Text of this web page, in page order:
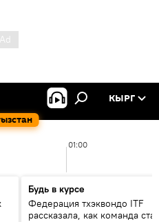
КЫРГ
01:00
Будь в курсе
Федерация тхэквондо ITF
рассказала, как команда